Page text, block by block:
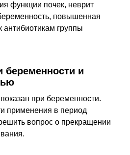
функции почек, неврит
повышенная
антибиотикам группы
беременности и
при беременности.
применения в период
вопрос о прекращении